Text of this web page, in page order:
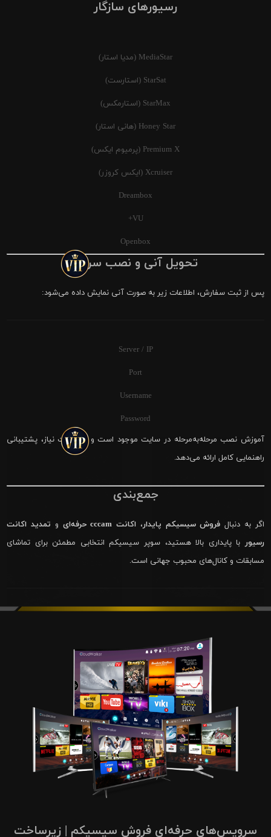
رسیورهای سازگار
MediaStar (مدیا استار)
StarSat (استارست)
StarMax (استارمکس)
Honey Star (هانی استار)
Premium X (پرمیوم ایکس)
Xcruiser (ایکس کروزر)
Dreambox
VU+
Openbox
تحویل آنی و نصب سریع
پس از ثبت سفارش، اطلاعات زیر به صورت آنی نمایش داده می‌شود:
Server / IP
Port
Username
Password
آموزش نصب مرحله‌به‌مرحله در سایت موجود است و در صورت نیاز، پشتیبانی
راهنمایی کامل ارائه می‌دهد.
جمع‌بندی
اگر به دنبال فروش سیسیکم پایدار، اکانت cccam حرفه‌ای و تمدید اکانت
رسیور با پایداری بالا هستید، سوپر سیسیکم انتخابی مطمئن برای تماشای
مسابقات و کانال‌های محبوب جهانی است.
سرویس‌های حرفه‌ای فروش سیسیکم | زیرساخت